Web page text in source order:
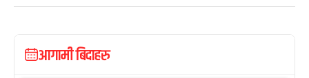
आगामी बिदाहरु